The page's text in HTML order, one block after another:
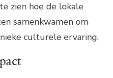
zien hoe de lokale
samenkwamen om
culturele ervaring.